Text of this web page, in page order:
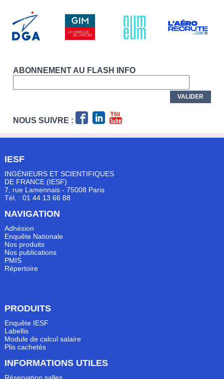
ABONNEMENT AU FLASH INFO
NOUS SUIVRE :
IESF
INGÉNIEURS ET SCIENTIFIQUES
DE FRANCE (IESF)
7, rue Lamennais - 75008 Paris
Tél. : 01 44 13 66 88
NAVIGATION
Adhésion
Enquête Nationale
Nos produits
Nos publications
PMIS
Répertoire
PRODUITS
Enquête IESF
Labellis
Module de calcul salaire
Plis cachetés
INFORMATIONS UTILES